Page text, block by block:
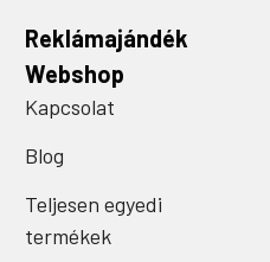
Reklámajándék
Webshop
Kapcsolat
Blog
Teljesen egyedi
termékek